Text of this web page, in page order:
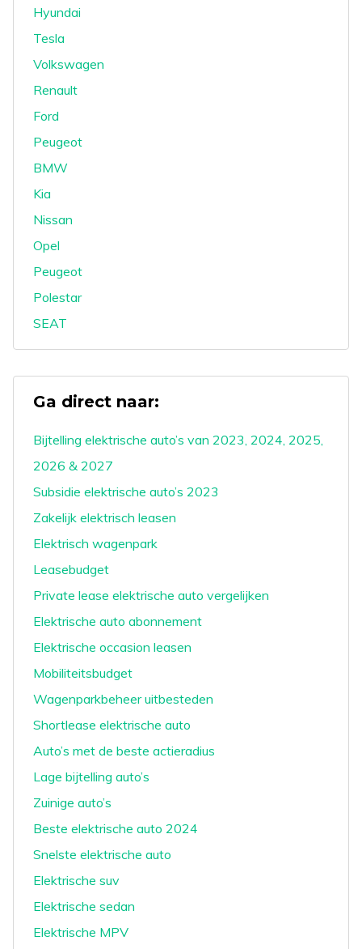
Hyundai
Tesla
Volkswagen
Renault
Ford
Peugeot
BMW
Kia
Nissan
Opel
Peugeot
Polestar
SEAT
Ga direct naar:
Bijtelling elektrische auto’s van 2023, 2024, 2025,
2026 & 2027
Subsidie elektrische auto’s 2023
Zakelijk elektrisch leasen
Elektrisch wagenpark
Leasebudget
Private lease elektrische auto vergelijken
Elektrische auto abonnement
Elektrische occasion leasen
Mobiliteitsbudget
Wagenparkbeheer uitbesteden
Shortlease elektrische auto
Auto’s met de beste actieradius
Lage bijtelling auto’s
Zuinige auto’s
Beste elektrische auto 2024
Snelste elektrische auto
Elektrische suv
Elektrische sedan
Elektrische MPV